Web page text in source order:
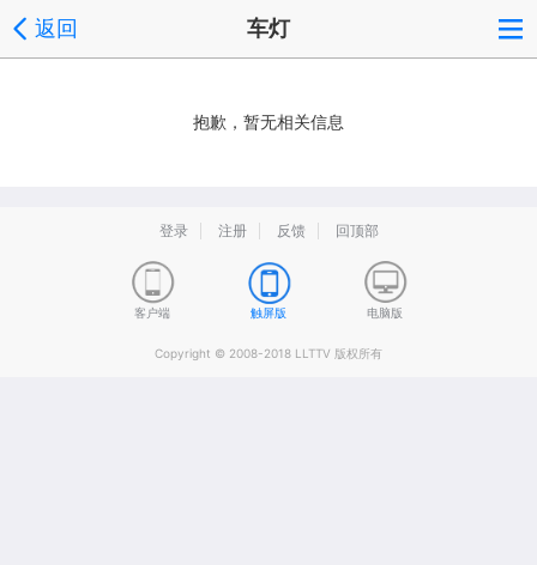
返回 车灯
抱歉，暂无相关信息
登录 注册 反馈 回顶部
客户端 触屏版 电脑版
Copyright © 2008-2018 LLTTV 版权所有